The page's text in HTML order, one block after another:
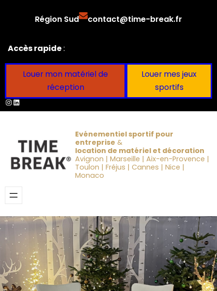
Région Sud contact@time-break.fr
Accès rapide:
Louer mon matériel de
réception
Louer mes jeux
sportifs
Instagram
LinkedIn
Evénementiel sportif pour
entreprise &
location de matériel et décoration
Avignon | Marseille | Aix-en-Provence |
Toulon | Fréjus | Cannes | Nice |
Monaco